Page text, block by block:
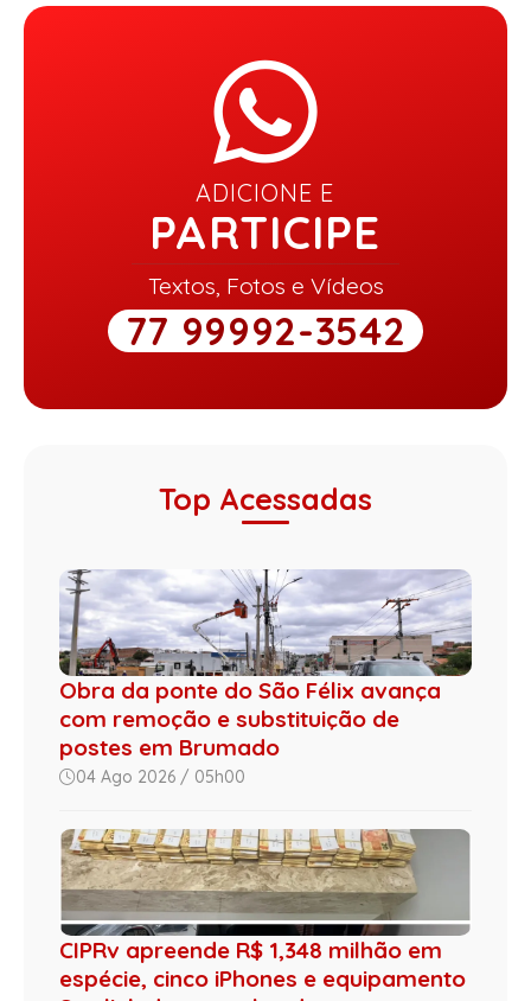
ADICIONE E
PARTICIPE
Textos, Fotos e Vídeos
77 99992-3542
Top Acessadas
Obra da ponte do São Félix avança
com remoção e substituição de
postes em Brumado
04 Ago 2026 / 05h00
CIPRv apreende R$ 1,348 milhão em
espécie, cinco iPhones e equipamento